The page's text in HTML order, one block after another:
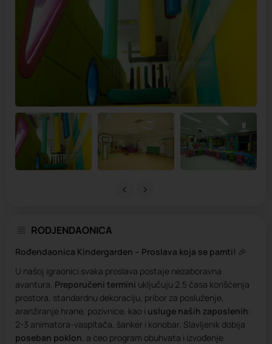
RODJENDAONICA
Rođendaonica Kindergarden – Proslava koja se pamti! 🎉
U našoj igraonici svaka proslava postaje nezaboravna
avantura. Preporučeni termini uključuju 2,5 časa korišćenja
prostora, standardnu dekoraciju, pribor za posluženje,
aranžiranje hrane, pozivnice, kao i usluge naših zaposlenih:
2-3 animatora-vaspitača, šanker i konobar. Slavljenik dobija
poseban poklon , a ceo program obuhvata i izvođenje